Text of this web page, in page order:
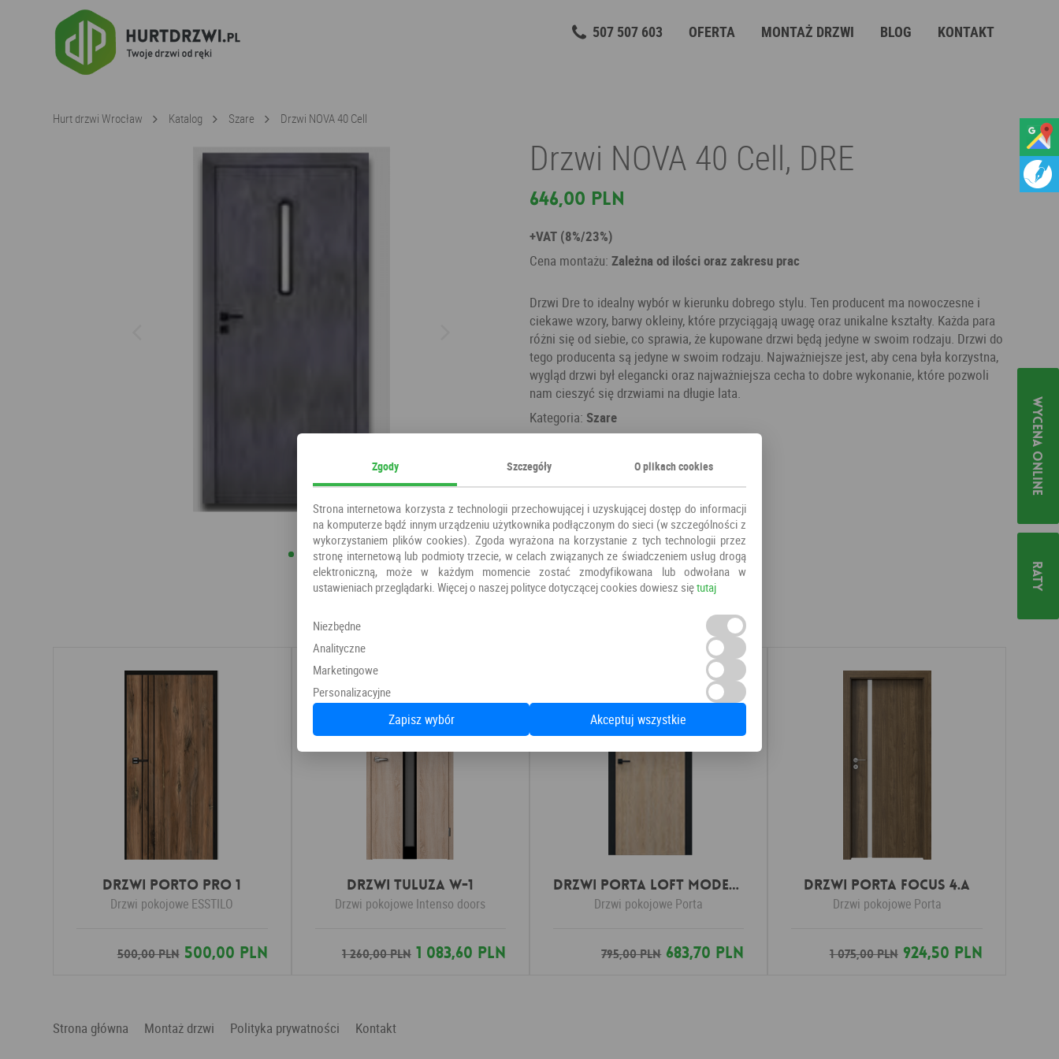
507 507 603 OFERTA MONTAŻ DRZWI BLOG KONTAKT
Hurt drzwi Wrocław Katalog Szare Drzwi NOVA 40 Cell
Drzwi NOVA 40 Cell, DRE
646,00 PLN
+VAT (8%/23%)
Cena montażu: Zależna od ilości oraz zakresu prac
Drzwi Dre to idealny wybór w kierunku dobrego stylu. Ten producent ma nowoczesne i
ciekawe wzory, barwy okleiny, które przyciągają uwagę oraz unikalne kształty. Każda para
różni się od siebie, co sprawia, że kupowane drzwi będą jedyne w swoim rodzaju. Drzwi do
tego producenta są jedyne w swoim rodzaju. Najważniejsze jest, aby cena była korzystna,
wygląd drzwi był elegancki oraz najważniejsza cecha to dobre wykonanie, które pozwoli
nam cieszyć się drzwiami na długie lata.
Kategoria: Szare
Drzwi Porto Pro 1
Drzwi pokojowe ESSTILO
500,00 PLN500,00 PLN
Drzwi Tuluza W-1
Drzwi pokojowe Intenso doors
1 260,00 PLN1 083,60 PLN
Drzwi Porta LOFT MODEL 1.1
Drzwi pokojowe Porta
795,00 PLN683,70 PLN
DRZWI PORTA FOCUS 4.A
Drzwi pokojowe Porta
1 075,00 PLN924,50 PLN
Strona główna Montaż drzwi Polityka prywatności Kontakt
Zgody Szczegóły O plikach cookies
Strona internetowa korzysta z technologii przechowującej i uzyskującej dostęp do informacji
na komputerze bądź innym urządzeniu użytkownika podłączonym do sieci (w szczególności z
wykorzystaniem plików cookies). Zgoda wyrażona na korzystanie z tych technologii przez
stronę internetową lub podmioty trzecie, w celach związanych ze świadczeniem usług drogą
elektroniczną, może w każdym momencie zostać zmodyfikowana lub odwołana w
ustawieniach przeglądarki. Więcej o naszej polityce dotyczącej cookies dowiesz siętutaj
Niezbędne
Analityczne
Marketingowe
Personalizacyjne
Zapisz wybór Akceptuj wszystkie
Wycena online
Raty